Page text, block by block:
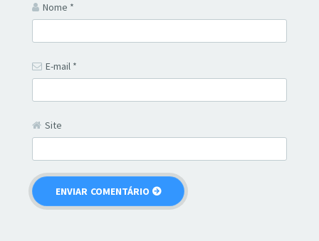
Nome *
E-mail *
Site